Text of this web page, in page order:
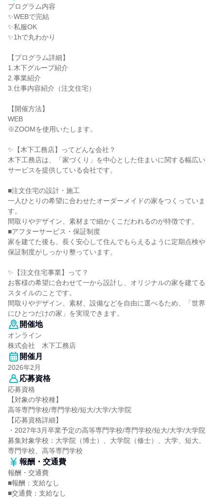
プログラム内容
✨WEBで完結
✨私服OK
✨1hで丸わかり
【プログラム詳細】
1.木下グループ紹介
2.事業紹介
3.仕事内容紹介（注文住宅）
【開催方法】
WEB
※ZOOMを使用いたします。
✨【木下工務店】ってどんな会社？
木下工務店は、「家づくり」を中心とした住まいに関する幅広い
サービスを提供している会社です。
■注文住宅の設計・施工
一人ひとりの希望に合わせたオーダーメイドの家をつくっていま
す。
間取りやデザイン、素材まで細かくこだわれるのが特徴です。
■アフターサービス・保証制度
家を建てた後も、長く安心して住んでもらえるように定期点検や
保証制度がしっかり整っています。
✨【注文住宅事業】って？
お客様の希望に合わせて一から設計し、オリジナルの家を建てる
スタイルのことです。
間取りやデザイン、素材、設備などを自由に選べるため、「世界
にひとつだけの家」を実現できます。
開催地
オンライン
株式会社 木下工務店
開催月
2026年2月
応募資格
応募資格
【対象の学校種】
高等専門学校/専門学校/短大/大学/大学院
【応募資格詳細】
・2027年3月卒業予定の高等専門学校/専門学校/短大/大学/大学院
募集対象学校：大学院（博士）、大学院（修士）、大学、短大、
専門学校、高等専門学校
報酬・交通費
報酬・交通費
■報酬：支給なし
■交通費：支給なし